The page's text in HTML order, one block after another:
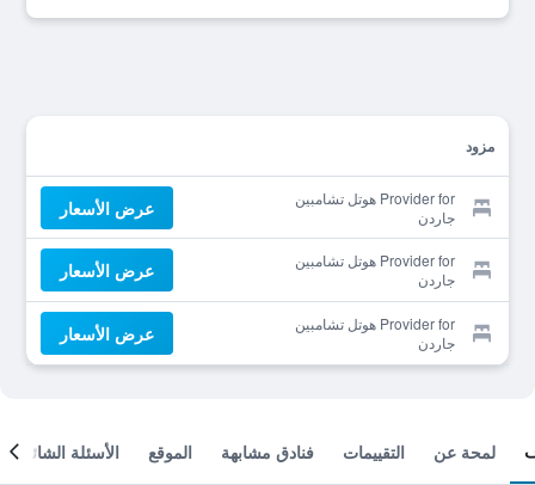
مزود
Provider for هوتل تشامبين
جاردن
عرض الأسعار
Provider for هوتل تشامبين
جاردن
عرض الأسعار
Provider for هوتل تشامبين
جاردن
عرض الأسعار
لمحة عن التقييمات فنادق مشابهة الموقع الأسئلة الشائعة